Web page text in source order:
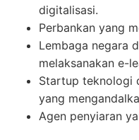
digitalisasi.
Perbankan yang
Lembaga negara
melaksanakan e-
Startup teknologi
yang
Agen penyiaran